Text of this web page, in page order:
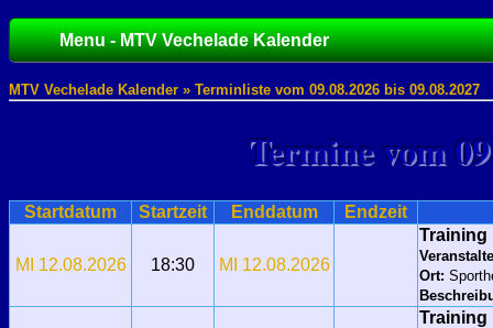
Menu - MTV Vechelade Kalender
MTV Vechelade Kalender » Terminliste vom 09.08.2026 bis 09.08.2027
Termine vom
Startdatum Startzeit Enddatum Endzeit
MI 12.08.2026 18:30 MI 12.08.2026
Training
Ort:
Training